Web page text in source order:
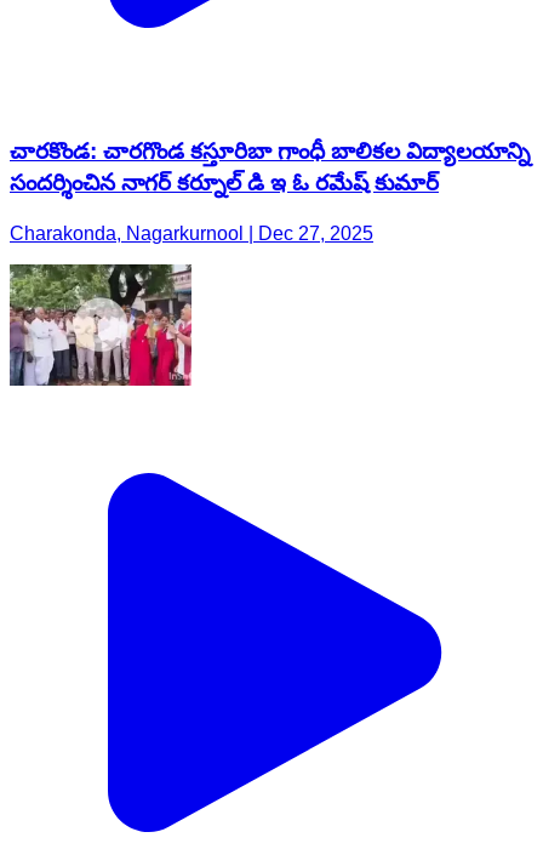
చారకొండ: చారగొండ కస్తూరిబా గాంధీ బాలికల విద్యాలయాన్ని
సందర్శించిన నాగర్ కర్నూల్ డి ఇ ఓ రమేష్ కుమార్
Charakonda, Nagarkurnool | Dec 27, 2025